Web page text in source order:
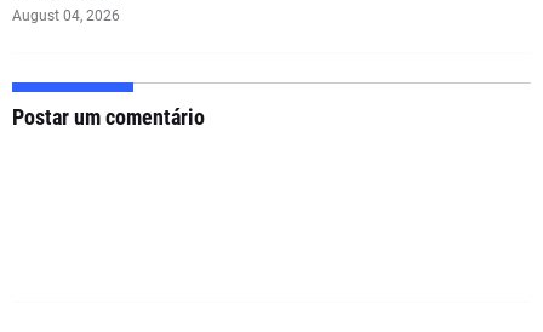
August 04, 2026
Postar um comentário